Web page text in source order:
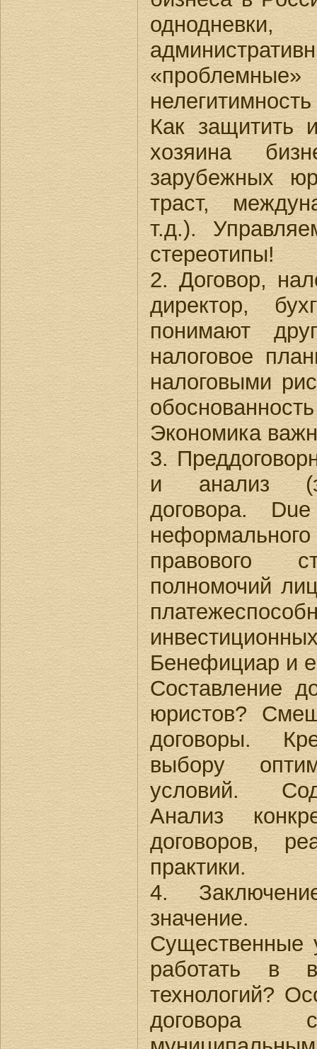
Как защитить
хозяина
зарубежных
траст,
т.д.).
стереотипы!
2. Договор,
директор,
понимают
налоговое
налоговыми
Экономика
3.
и анализ
договора.
правового
полномочий
Бенефициар и
Составление
юристов?
договоры.
выбору
условий.
Анализ
договоров,
практики.
4.
значение.
Существенные
работать в
технологий?
договора